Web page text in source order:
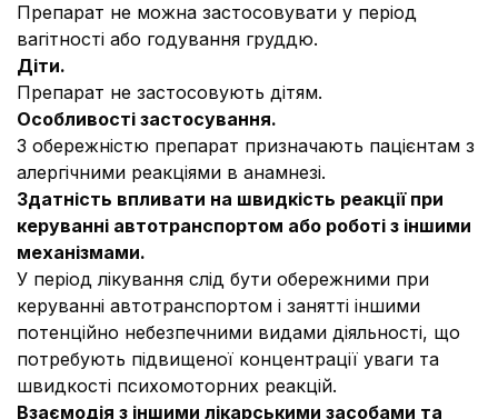
Препарат не можна застосовувати у період
вагітності або годування груддю.
Діти.
Препарат не застосовують дітям.
Особливості застосування.
З обережністю препарат призначають пацієнтам з
алергічними реакціями в анамнезі.
Здатність впливати на швидкість реакції при
керуванні автотранспортом або роботі з іншими
механізмами.
У період лікування слід бути обережними при
керуванні автотранспортом і занятті іншими
потенційно небезпечними видами діяльності, що
потребують підвищеної концентрації уваги та
швидкості психомоторних реакцій.
Взаємодія з іншими лікарськими засобами та